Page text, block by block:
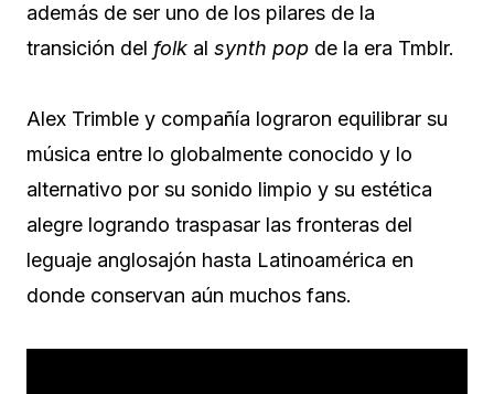
además de ser uno de los pilares de la
transición del folk al synth pop de la era Tmblr.
Alex Trimble y compañía lograron equilibrar su
música entre lo globalmente conocido y lo
alternativo por su sonido limpio y su estética
alegre logrando traspasar las fronteras del
leguaje anglosajón hasta Latinoamérica en
donde conservan aún muchos fans.